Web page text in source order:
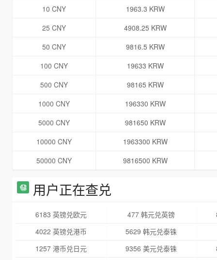
10 CNY
1963.3 KRW
25 CNY
4908.25 KRW
50 CNY
9816.5 KRW
100 CNY
19633 KRW
500 CNY
98165 KRW
1000 CNY
196330 KRW
5000 CNY
981650 KRW
10000 CNY
1963300 KRW
50000 CNY
9816500 KRW
用户正在查兑
6183 英镑兑欧元 477 韩元兑英镑
4022 英镑兑港币
5629 韩元兑泰铢
1257 港币兑日元
9356 美元兑泰铢